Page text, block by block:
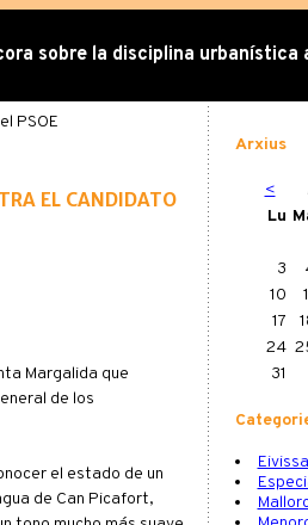
sobre la disciplina urbanística
PSOE
el candidato
Margalida que
de los
el estado de un
de Can Picafort,
Arxius
<
Lu
3
10
17
24
31